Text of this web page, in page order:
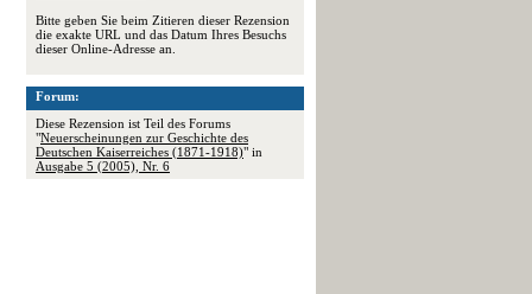
Bitte geben Sie beim Zitieren dieser Rezension
die exakte URL und das Datum Ihres Besuchs
dieser Online-Adresse an.
Forum:
Diese Rezension ist Teil des Forums
"Neuerscheinungen zur Geschichte des
Deutschen Kaiserreiches (1871-1918)" in
Ausgabe 5 (2005), Nr. 6